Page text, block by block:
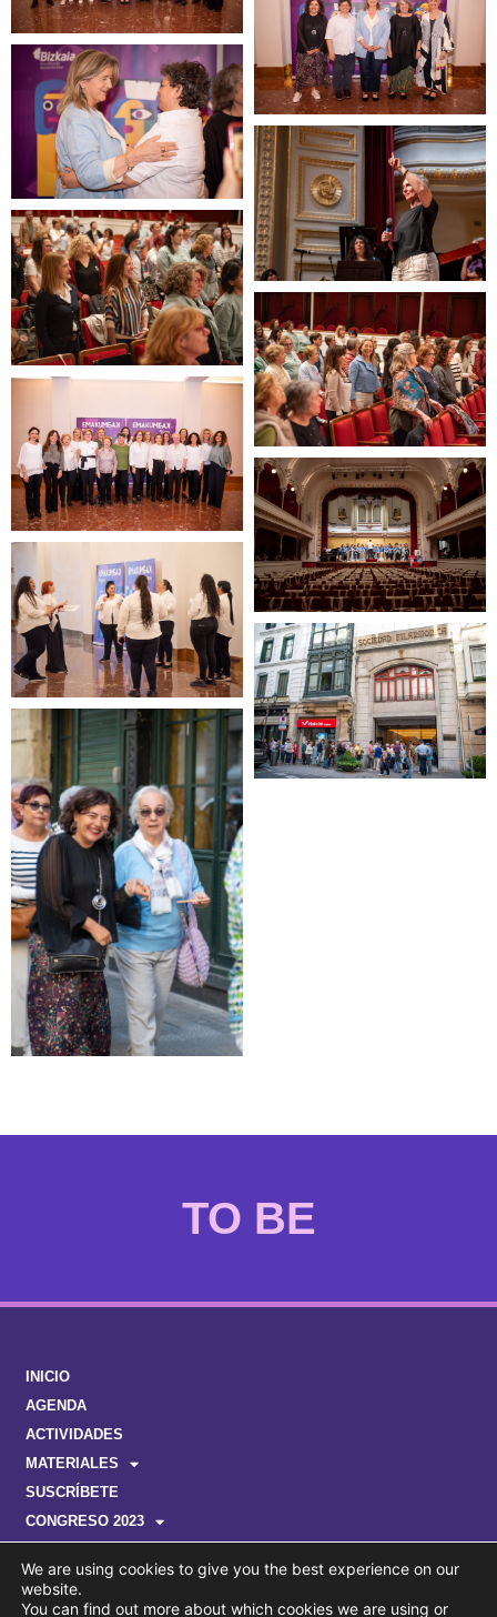
EMAKUMEAK
INICIO
AGENDA
ACTIVIDADES
MATERIALES
SUSCRÍBETE
CONGRESO 2023
We are using cookies to give you the best experience on our
website.
You can find out more about which cookies we are using or